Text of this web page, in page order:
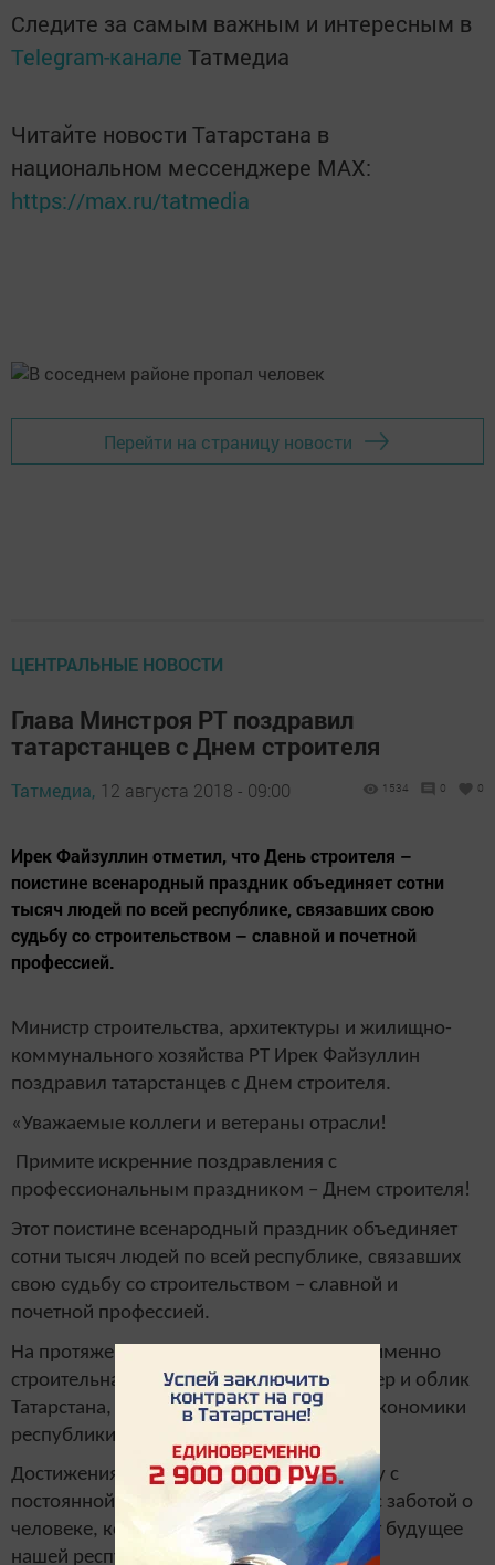
Следите за самым важным и интересным в
Telegram-канале Татмедиа
Читайте новости Татарстана в
национальном мессенджере MАХ:
https://max.ru/tatmedia
Перейти на страницу новости
ЦЕНТРАЛЬНЫЕ НОВОСТИ
Глава Минстроя РТ поздравил
татарстанцев с Днем строителя
Татмедиа, 12 августа 2018 - 09:00 1534 0 0
Ирек Файзуллин отметил, что День строителя –
поистине всенародный праздник объединяет сотни
тысяч людей по всей республике, связавших свою
судьбу со строительством – славной и почетной
профессией.
Министр строительства, архитектуры и жилищно-
коммунального хозяйства РТ Ирек Файзуллин
поздравил татарстанцев с Днем строителя.
«Уважаемые коллеги и ветераны отрасли!
Примите искренние поздравления с
профессиональным праздником – Днем строителя!
Этот поистине всенародный праздник объединяет
сотни тысяч людей по всей республике, связавших
свою судьбу со строительством – славной и
почетной профессией.
На протяжении нескольких десятилетий именно
строительная отрасль определяет характер и облик
Татарстана, является становым хребтом экономики
республики, её гордостью и славой.
Достижения строителей идут рука об руку с
постоянной модернизацией, а главное – с заботой о
человеке, который своим трудом создает будущее
нашей республики, нашей страны.